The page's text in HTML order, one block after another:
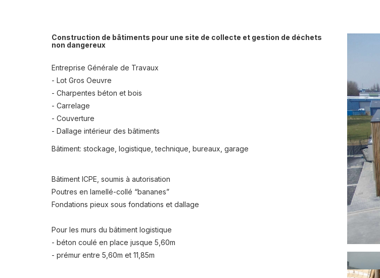
Construction de bâtiments pour une site de collecte et gestion de déchets
non dangereux
Entreprise Générale de Travaux
- Lot Gros Oeuvre
- Charpentes béton et bois
- Carrelage
- Couverture
- Dallage intérieur des bâtiments
Bâtiment: stockage, logistique, technique, bureaux, garage
Bâtiment ICPE, soumis à autorisation
Poutres en lamellé-collé “bananes”
Fondations pieux sous fondations et dallage
Pour les murs du bâtiment logistique
- béton coulé en place jusque 5,60m
- prémur entre 5,60m et 11,85m